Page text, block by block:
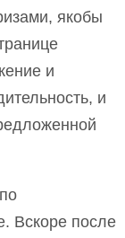
якобы
и
и
Вскоре после